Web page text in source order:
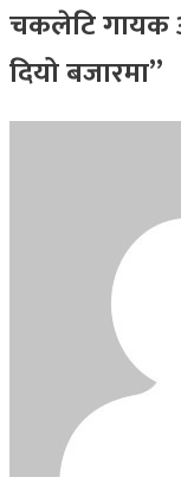
चकलेटि गायक
दियो बजारमा”